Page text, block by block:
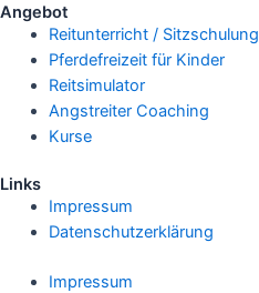
Angebot
Reitunterricht / Sitzschulung
Pferdefreizeit für Kinder
Reitsimulator
Angstreiter Coaching
Kurse
Links
Impressum
Datenschutzerklärung
Impressum